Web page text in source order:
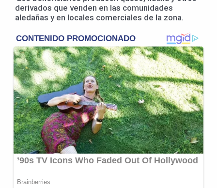
derivados que venden en las comunidades
aledañas y en locales comerciales de la zona.